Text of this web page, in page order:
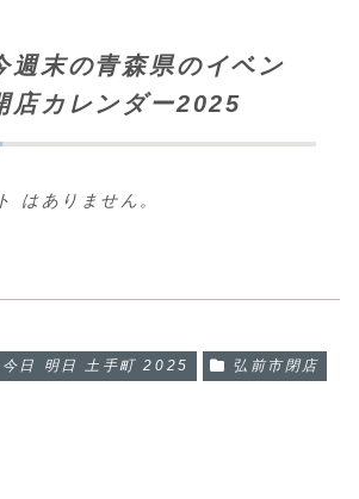
週末の青森県のイベン
店カレンダー2025
はありません。
今日 明日 土手町 2025 弘前市閉店